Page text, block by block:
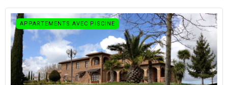
APPARTEMENTS AVEC PISCINE